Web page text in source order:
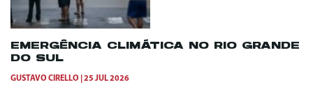
EMERGÊNCIA CLIMÁTICA NO RIO GRANDE
DO SUL
GUSTAVO CIRELLO 25 JUL 2026